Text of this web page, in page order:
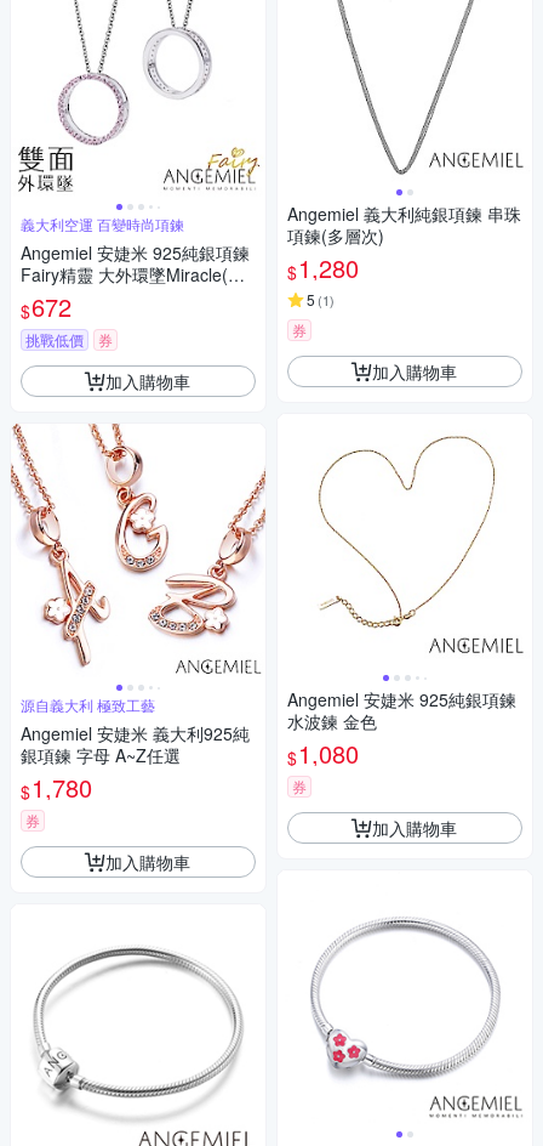
義大利空運 百變時尚項鍊
Angemiel 安婕米 925純銀項鍊
Fairy精靈 大外環墜Miracle(粉
紅鑽.銀)
$672
挑戰低價 券
加入購物車
源自義大利 極致工藝
Angemiel 安婕米 義大利925純
銀項鍊 字母 A~Z任選
$1,780
券
加入購物車
Angemiel 義大利純銀項鍊 串珠
項鍊(多層次)
$1,280
5 (1)
券
加入購物車
Angemiel 安婕米 925純銀項鍊
水波鍊 金色
$1,080
券
加入購物車